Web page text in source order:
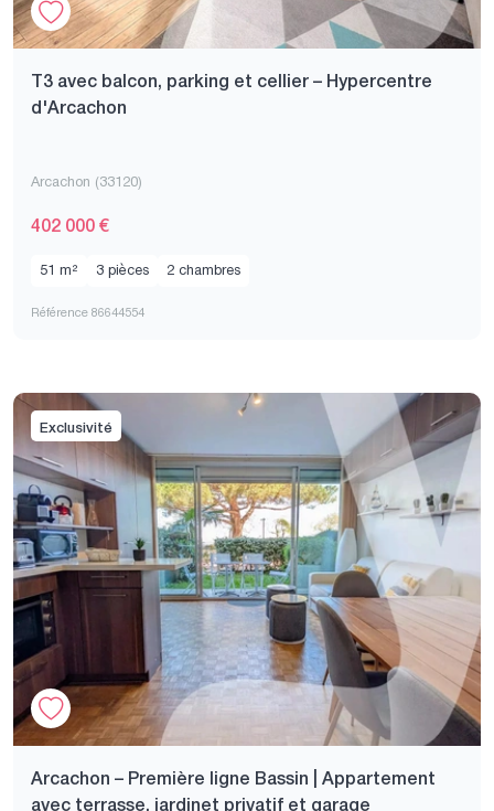
T3 avec balcon, parking et cellier – Hypercentre
d'Arcachon
Arcachon (33120)
402 000 €
51 m² 3 pièces 2 chambres
Référence 86644554
Exclusivité
Arcachon – Première ligne Bassin | Appartement
avec terrasse, jardinet privatif et garage